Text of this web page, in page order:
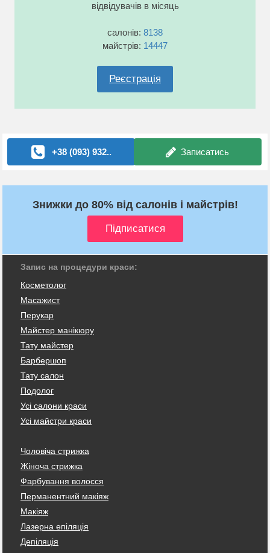
відвідувачів в місяць
салонів: 8138
майстрів: 14447
Реєстрація
+38 (093) 932.. Записатись
Знижки до 80% від салонів і майстрів!
Запис на процедури краси:
Косметолог
Масажист
Перукар
Майстер манікюру
Тату майстер
Барбершоп
Тату салон
Подолог
Усі салони краси
Усі майстри краси
Чоловіча стрижка
Жіноча стрижка
Фарбування волосся
Перманентний макіяж
Макіяж
Лазерна епіляція
Депіляція